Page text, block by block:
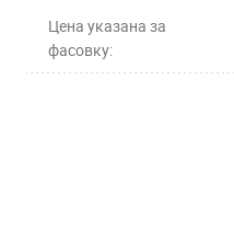
Цена указана за
фасовку: